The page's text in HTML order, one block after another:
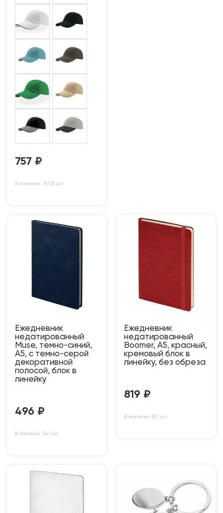
757 ₽
В наличии: 15725 шт
Ежедневник
недатированный
Muse, темно-синий,
А5, с темно-серой
декоративной
полосой, блок в
линейку
496 ₽
В наличии: 541 шт
Ежедневник
недатированный
Boomer, А5, красный,
кремовый блок в
линейку, без обреза
819 ₽
В наличии: 811 шт